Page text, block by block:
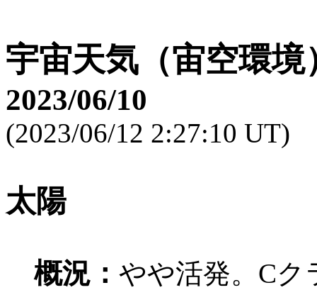
宇宙天気（宙空環境
2023/06/10
(2023/06/12 2:27:10 UT)
太陽
概況： やや活発。Cク